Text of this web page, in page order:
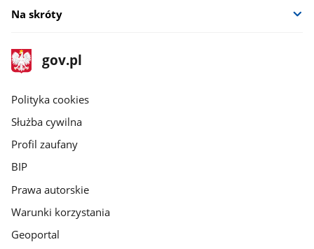
Na skróty
stopka
gov.pl
Strona
gov.pl
gov.pl
Polityka cookies
Służba cywilna
Profil zaufany
BIP
Prawa autorskie
Warunki korzystania
Geoportal